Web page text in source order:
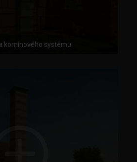
komínového systému